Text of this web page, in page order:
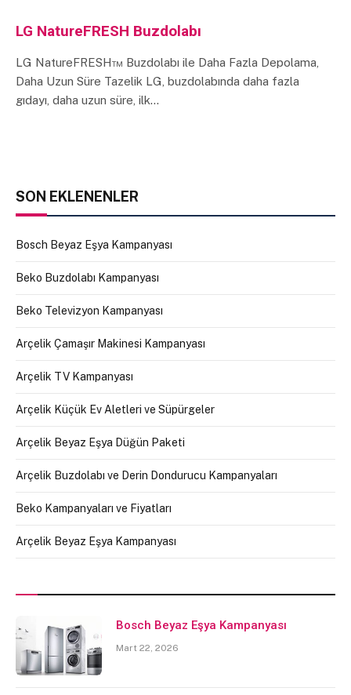
LG NatureFRESH Buzdolabı
LG NatureFRESH™ Buzdolabı ile Daha Fazla Depolama,
Daha Uzun Süre Tazelik LG, buzdolabında daha fazla
gıdayı, daha uzun süre, ilk…
SON EKLENENLER
Bosch Beyaz Eşya Kampanyası
Beko Buzdolabı Kampanyası
Beko Televizyon Kampanyası
Arçelik Çamaşır Makinesi Kampanyası
Arçelik TV Kampanyası
Arçelik Küçük Ev Aletleri ve Süpürgeler
Arçelik Beyaz Eşya Düğün Paketi
Arçelik Buzdolabı ve Derin Dondurucu Kampanyaları
Beko Kampanyaları ve Fiyatları
Arçelik Beyaz Eşya Kampanyası
Bosch Beyaz Eşya Kampanyası
Mart 22, 2026